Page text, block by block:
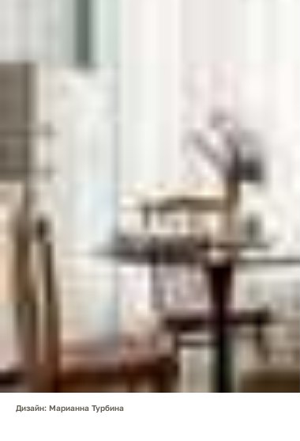
Дизайн: Марианна Турбина